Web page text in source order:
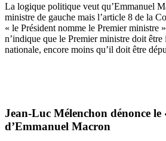
La logique politique veut qu’Emmanuel
ministre de gauche mais l’article 8 de la
« le Président nomme le Premier ministre
n’indique que le Premier ministre doit être
nationale, encore moins qu’il doit être
Jean-Luc Mélenchon dénonce le
d’Emmanuel Macron